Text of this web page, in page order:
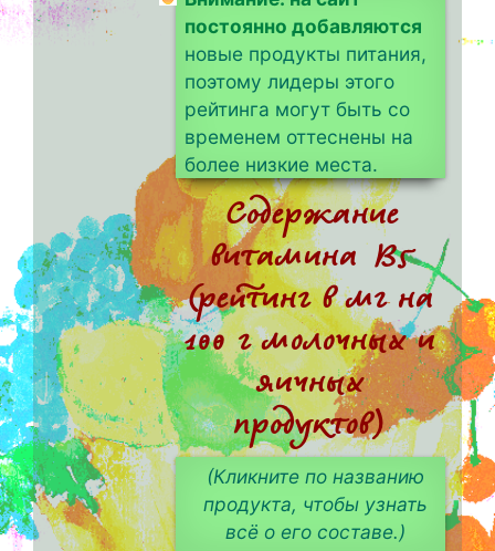
постоянно добавляются
новые продукты питания,
поэтому лидеры этого
рейтинга могут быть со
временем оттеснены на
более низкие места.
Содержание
витамина B5
(рейтинг в мг на
100 г молочных и
яичных
продуктов)
(Кликните по названию
продукта, чтобы узнать
всё о его составе.)